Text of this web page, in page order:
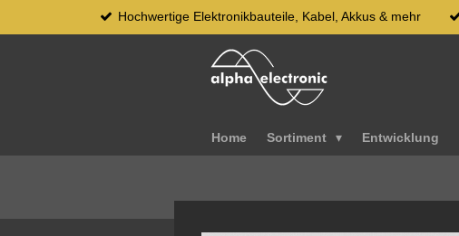
Hauptinhalt
Hochwertige Elektronikbauteile, Kabel, Akkus & mehr
Home Sortiment Entwicklung